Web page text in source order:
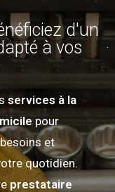
d'un
à vos
services à la
pour
et
quotidien.
prestataire